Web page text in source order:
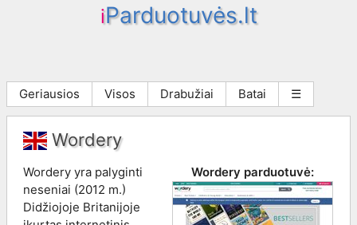
iParduotuvės.lt
Geriausios Visos Drabužiai Batai ☰
Wordery
Wordery parduotuvė:
Wordery yra palyginti
neseniai (2012 m.)
Didžiojoje Britanijoje